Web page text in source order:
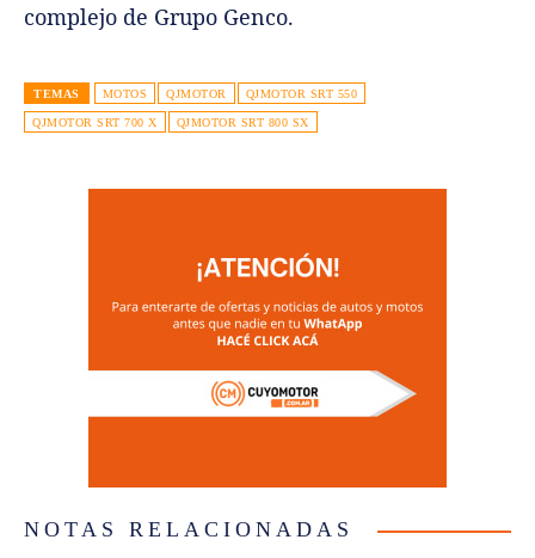
complejo de Grupo Genco.
TEMAS MOTOS QJMOTOR QJMOTOR SRT 550
QJMOTOR SRT 700 X QJMOTOR SRT 800 SX
NOTAS RELACIONADAS